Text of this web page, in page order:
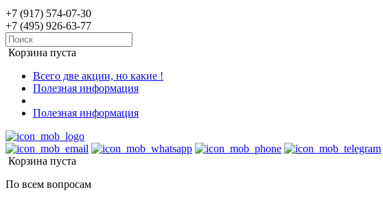
+7 (917) 574-07-30
+7 (495) 926-63-77
Корзина пуста
Всего две акции, но какие !
Полезная информация
Полезная информация
Корзина пуста
По всем вопросам